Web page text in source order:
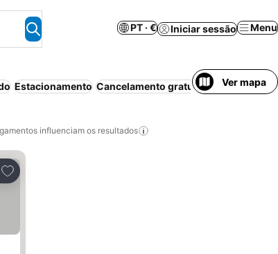
PT · € Iniciar sessão Menu
Estacionamento Cancelamento gratuito SemVer mapa
influenciam os resultados
Adicionar aos favoritos